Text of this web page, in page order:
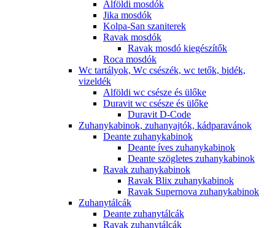
Alföldi mosdók
Jika mosdók
Kolpa-San szaniterek
Ravak mosdók
Ravak mosdó kiegészítők
Roca mosdók
Wc tartályok, Wc csészék, wc tetők, bidék,
vizeldék
Alföldi wc csésze és ülőke
Duravit wc csésze és ülőke
Duravit D-Code
Zuhanykabinok, zuhanyajtók, kádparavánok
Deante zuhanykabinok
Deante íves zuhanykabinok
Deante szögletes zuhanykabinok
Ravak zuhanykabinok
Ravak Blix zuhanykabinok
Ravak Supernova zuhanykabinok
Zuhanytálcák
Deante zuhanytálcák
Ravak zuhanytálcák